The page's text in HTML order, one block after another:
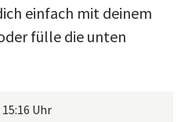
einfach mit deinem
fülle die unten
Uhr